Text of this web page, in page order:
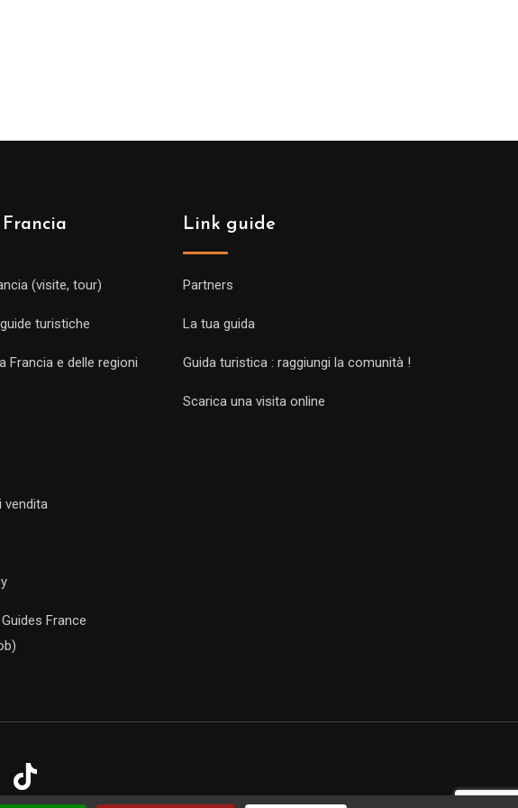
(visite, tour)
turistiche
Francia e delle regioni
vendita
France
Link guide
Partners
La tua guida
Guida turistica : raggiungi la comunità !
Scarica una visita online